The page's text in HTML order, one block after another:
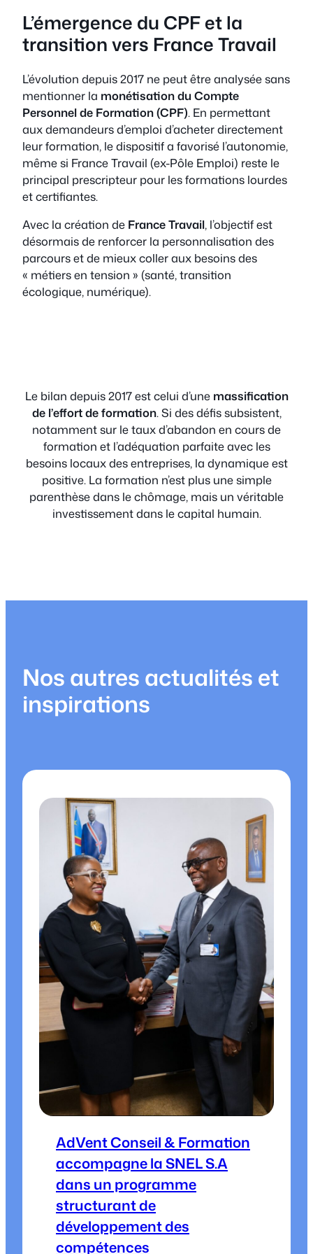
L’émergence du CPF et la
transition vers France Travail
L’évolution depuis 2017 ne peut être analysée sans
mentionner la monétisation du Compte
Personnel de Formation (CPF). En permettant
aux demandeurs d’emploi d’acheter directement
leur formation, le dispositif a favorisé l’autonomie,
même si France Travail (ex-Pôle Emploi) reste le
principal prescripteur pour les formations lourdes
et certifiantes.
Avec la création de France Travail, l’objectif est
désormais de renforcer la personnalisation des
parcours et de mieux coller aux besoins des
« métiers en tension » (santé, transition
écologique, numérique).
Le bilan depuis 2017 est celui d’une massification
de l’effort de formation. Si des défis subsistent,
notamment sur le taux d’abandon en cours de
formation et l’adéquation parfaite avec les
besoins locaux des entreprises, la dynamique est
positive. La formation n’est plus une simple
parenthèse dans le chômage, mais un véritable
investissement dans le capital humain.
Nos autres actualités et
inspirations
AdVent Conseil & Formation
accompagne la SNEL S.A
dans un programme
structurant de
développement des
compétences